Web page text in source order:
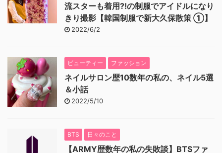
流スターも着用⁈の制服でアイドルになり
きり撮影【韓国制服で新大久保散策 ①】
2022/6/2
ビューティー ファッション
ネイルサロン歴10数年の私の、ネイル5選
＆小話
2022/5/10
BTS 日々のこと
【ARMY歴数年の私の失敗談】BTSファ